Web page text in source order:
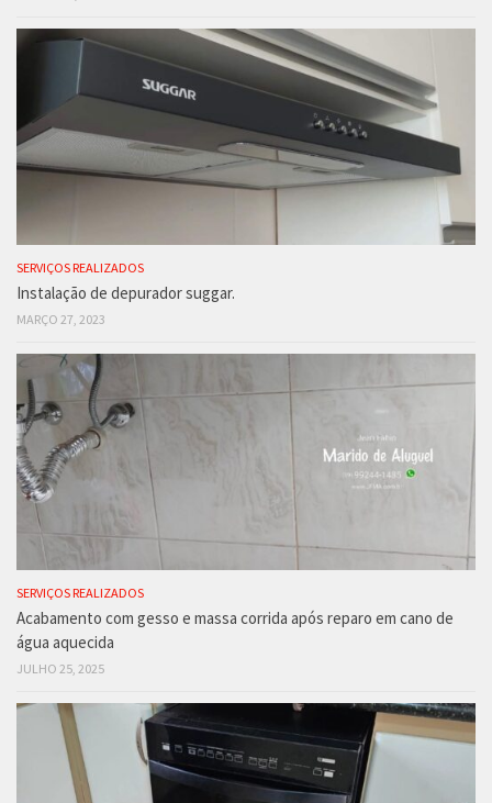
SERVIÇOS REALIZADOS
Instalação de depurador suggar.
MARÇO 27, 2023
SERVIÇOS REALIZADOS
Acabamento com gesso e massa corrida após reparo em cano de
água aquecida
JULHO 25, 2025